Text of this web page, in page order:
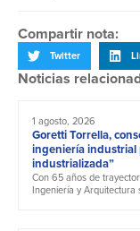
Compartir nota:
Twitter
Noticias
1 agosto, 2026
Goretti Torrella,
ingeniería industrial
industrializada”
Con 65 años de
Ingeniería y Arquitectura